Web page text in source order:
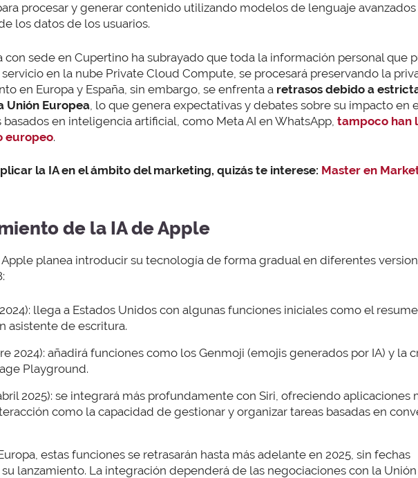
procesar y generar contenido utilizando modelos de lenguaje avanzados
los datos de los usuarios.
con sede en Cupertino ha subrayado que toda la información personal que
en la nube Private Cloud Compute, se procesará preservando la
en Europa y España, sin embargo, se enfrenta a retrasos debido a
Unión Europea , lo que genera expectativas y debates sobre su impacto en
en inteligencia artificial, como Meta AI en WhatsApp, tampoco han
europeo.
la IA en el ámbito del marketing, quizás te interese: Master en
de la IA de Apple
Apple planea introducir su tecnología de forma gradual en diferentes
llega a Estados Unidos con algunas funciones iniciales como el
asistente de escritura.
2024): añadirá funciones como los Genmoji (emojis generados por IA) y la
Playground.
2025): se integrará más profundamente con Siri, ofreciendo aplicaciones
como la capacidad de gestionar y organizar tareas basadas en
estas funciones se retrasarán hasta más adelante en 2025, sin fechas
lanzamiento. La integración dependerá de las negociaciones con la